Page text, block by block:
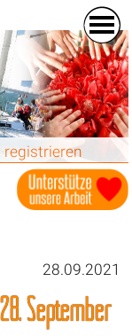
28.09.2021
September